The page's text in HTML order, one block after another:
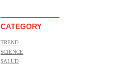
CATEGORY
TREND
SCIENCE
SALUD